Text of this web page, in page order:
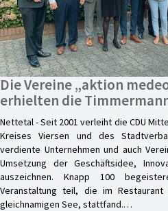
Die Vereine „aktion
erhielten die
Nettetal - Seit 2001 verleiht die CDU
Kreises Viersen und des
verdiente Unternehmen und auch
Umsetzung der Geschäftsidee,
auszeichnen. Knapp 100
Veranstaltung teil, die im Restaurant
gleichnamigen See, stattfand.…